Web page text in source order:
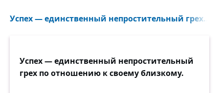
Успех — единственный непростительный грех...
Успех — единственный непростительный
грех по отношению к своему близкому.